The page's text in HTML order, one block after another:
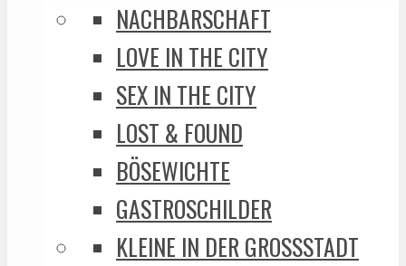
NACHBARSCHAFT
LOVE IN THE CITY
SEX IN THE CITY
LOST & FOUND
BÖSEWICHTE
GASTROSCHILDER
KLEINE IN DER GROSSSTADT